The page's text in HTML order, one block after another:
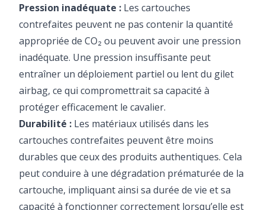
Pression inadéquate : Les cartouches
contrefaites peuvent ne pas contenir la quantité
appropriée de CO₂ ou peuvent avoir une pression
inadéquate. Une pression insuffisante peut
entraîner un déploiement partiel ou lent du gilet
airbag, ce qui compromettrait sa capacité à
protéger efficacement le cavalier.
Durabilité : Les matériaux utilisés dans les
cartouches contrefaites peuvent être moins
durables que ceux des produits authentiques. Cela
peut conduire à une dégradation prématurée de la
cartouche, impliquant ainsi sa durée de vie et sa
capacité à fonctionner correctement lorsqu’elle est